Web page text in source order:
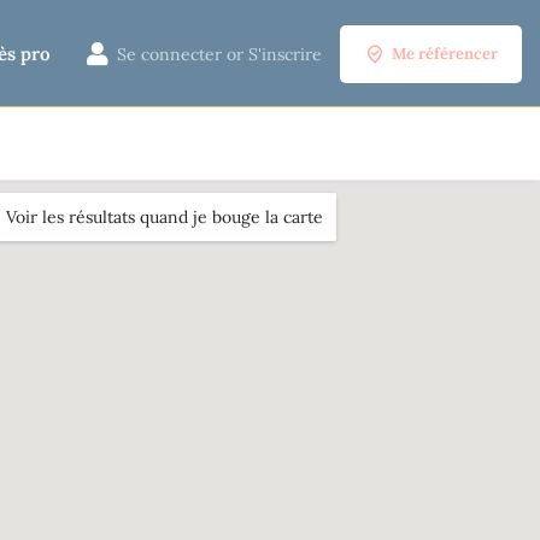
pro Se connecter or S'inscrire Me référencer
Voir les résultats quand je bouge la carte